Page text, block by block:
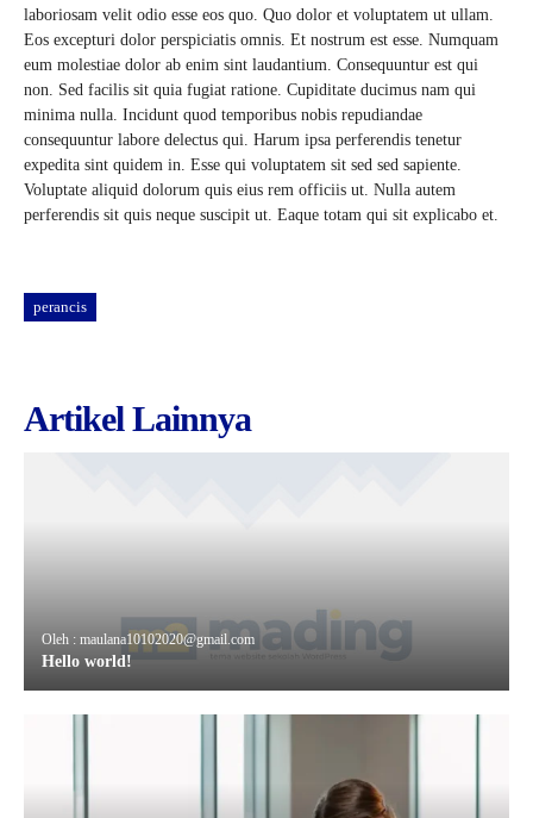
laboriosam velit odio esse eos quo. Quo dolor et voluptatem ut ullam.
Eos excepturi dolor perspiciatis omnis. Et nostrum est esse. Numquam
eum molestiae dolor ab enim sint laudantium. Consequuntur est qui
non. Sed facilis sit quia fugiat ratione. Cupiditate ducimus nam qui
minima nulla. Incidunt quod temporibus nobis repudiandae
consequuntur labore delectus qui. Harum ipsa perferendis tenetur
expedita sint quidem in. Esse qui voluptatem sit sed sed sapiente.
Voluptate aliquid dolorum quis eius rem officiis ut. Nulla autem
perferendis sit quis neque suscipit ut. Eaque totam qui sit explicabo et.
perancis
Artikel Lainnya
Oleh : maulana10102020@gmail.com
Hello world!